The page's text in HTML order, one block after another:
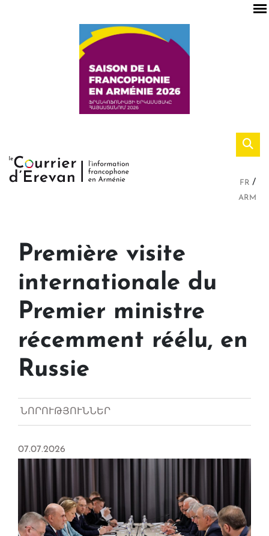
FR
ARM
Première visite
internationale du
Premier ministre
récemment réélu, en
Russie
ՆՈՐՈՒԹՅՈՒՆՆԵՐ
07.07.2026